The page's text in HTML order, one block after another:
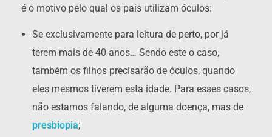
é o motivo pelo qual os pais utilizam óculos:
Se exclusivamente para leitura de perto, por já
terem mais de 40 anos… Sendo este o caso,
também os filhos precisarão de óculos, quando
eles mesmos tiverem esta idade. Para esses casos,
não estamos falando, de alguma doença, mas de
presbiopia;